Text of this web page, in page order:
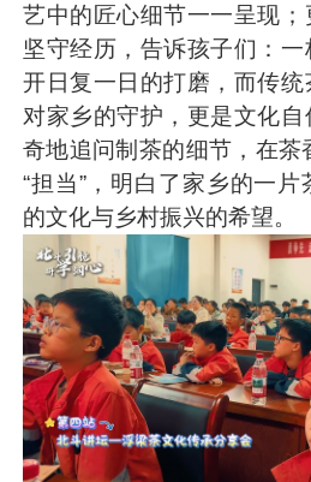
艺中的匠心细节一一呈现
坚守经历，告诉孩子们：
开日复一日的打磨，而传
对家乡的守护，更是文化
奇地追问制茶的细节，在茶
“担当”，明白了家乡的一
的文化与乡村振兴的希望。